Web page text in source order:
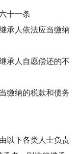
十一条
承人依法应当缴纳
承人自愿偿还的不
缴纳的税款和债务
以下各类人士负责